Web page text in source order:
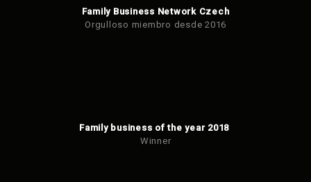
Family Business Network Czech
Orgulloso miembro desde 2016
Family business of the year 2018
Winner